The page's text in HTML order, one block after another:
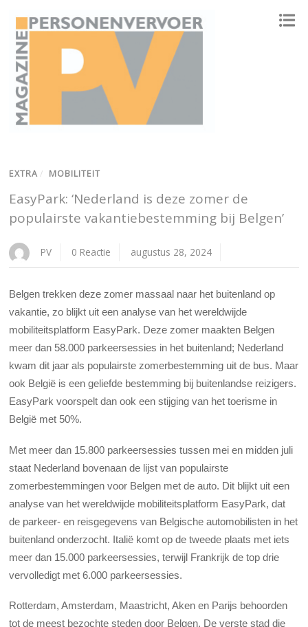
EXTRA / MOBILITEIT
EasyPark: ‘Nederland is deze zomer de
populairste vakantiebestemming bij Belgen’
PV 0 Reactie augustus 28, 2024
Belgen trekken deze zomer massaal naar het buitenland op
vakantie, zo blijkt uit een analyse van het wereldwijde
mobiliteitsplatform EasyPark. Deze zomer maakten Belgen
meer dan 58.000 parkeersessies in het buitenland; Nederland
kwam dit jaar als populairste zomerbestemming uit de bus. Maar
ook België is een geliefde bestemming bij buitenlandse reizigers.
EasyPark voorspelt dan ook een stijging van het toerisme in
België met 50%.
Met meer dan 15.800 parkeersessies tussen mei en midden juli
staat Nederland bovenaan de lijst van populairste
zomerbestemmingen voor Belgen met de auto. Dit blijkt uit een
analyse van het wereldwijde mobiliteitsplatform EasyPark, dat
de parkeer- en reisgegevens van Belgische automobilisten in het
buitenland onderzocht. Italië komt op de tweede plaats met iets
meer dan 15.000 parkeersessies, terwijl Frankrijk de top drie
vervolledigt met 6.000 parkeersessies.
Rotterdam, Amsterdam, Maastricht, Aken en Parijs behoorden
tot de meest bezochte steden door Belgen. De verste stad die